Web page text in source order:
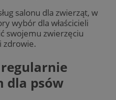
salonu dla zwierząt, w
wybór dla właścicieli
swojemu zwierzęciu
zdrowie.
dla psów